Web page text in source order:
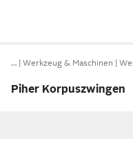
… Werkzeug & Maschinen
Piher Korpuszwingen